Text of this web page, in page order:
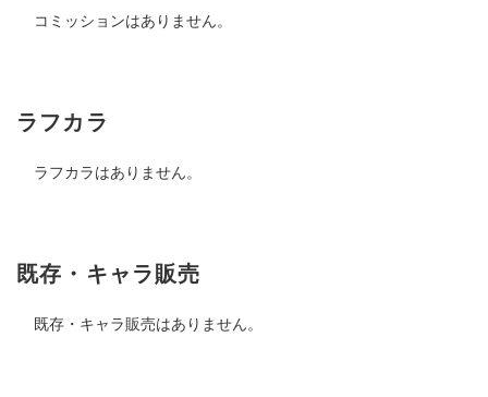
コミッションはありません。
ラフカラ
ラフカラはありません。
既存・キャラ販売
既存・キャラ販売はありません。